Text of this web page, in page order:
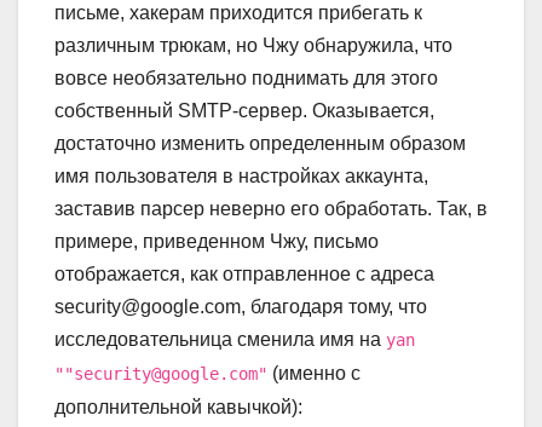
письме, хакерам приходится прибегать к
различным трюкам, но Чжу обнаружила, что
вовсе необязательно поднимать для этого
собственный SMTP-сервер. Оказывается,
достаточно изменить определенным образом
имя пользователя в настройках аккаунта,
заставив парсер неверно его обработать. Так, в
примере, приведенном Чжу, письмо
отображается, как отправленное с адреса
security@google.com, благодаря тому, что
исследовательница сменила имя на yan
""security@google.com" (именно с
дополнительной кавычкой):